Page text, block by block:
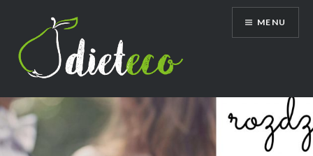
treści
Dietetyk Bydgoszcz Toruń, poradnia
dietetyczna, dietetyk dziecięcy
MENU